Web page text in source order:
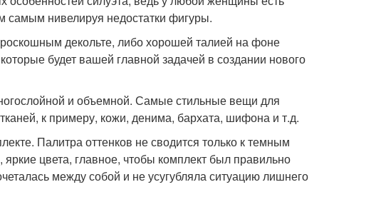
самым нивелируя недостатки фигуры.
декольте, либо хорошей талией на фоне
будет вашей главной задачей в создании нового
и объемной. Самые стильные вещи для
к примеру, кожи, денима, бархата, шифона и т.д.
Палитра оттенков не сводится только к темным
цвета, главное, чтобы комплект был правильно
между собой и не усугубляла ситуацию лишнего